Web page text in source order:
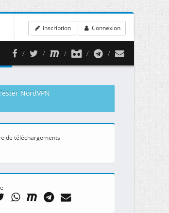
Inscription Connexion
NordVPN
de téléchargements